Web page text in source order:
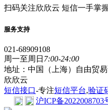
扫码关注欣欣云 短信一手掌
服务支持
021-68909108
周一至周日 7:00-24:00
地址：中国（上海）自由贸
欣欣云
短信接口-专注短信平台,验证
沪ICP备2022008703